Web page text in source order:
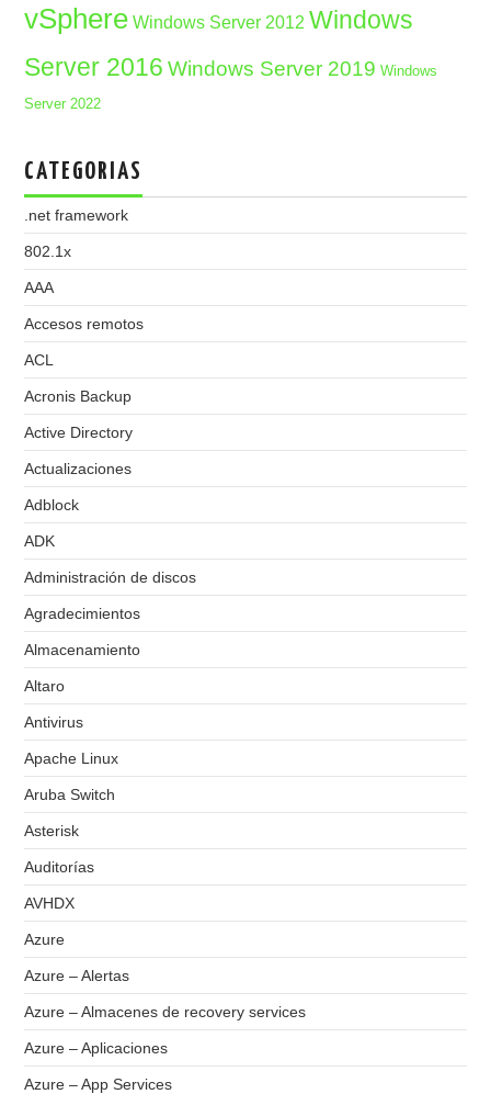
vSphere Windows Server 2012 Windows
Server 2016 Windows Server 2019 Windows
Server 2022
CATEGORIAS
.net framework
802.1x
AAA
Accesos remotos
ACL
Acronis Backup
Active Directory
Actualizaciones
Adblock
ADK
Administración de discos
Agradecimientos
Almacenamiento
Altaro
Antivirus
Apache Linux
Aruba Switch
Asterisk
Auditorías
AVHDX
Azure
Azure – Alertas
Azure – Almacenes de recovery services
Azure – Aplicaciones
Azure – App Services